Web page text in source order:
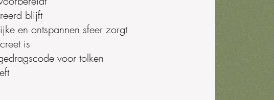
blijft
en ontspannen sfeer zorgt
is
voor tolken